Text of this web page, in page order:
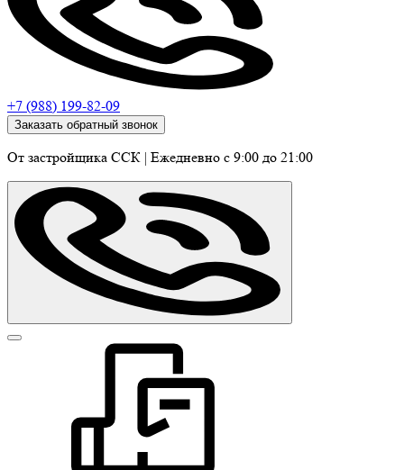
+7 (988) 199-82-09
Заказать обратный звонок
От застройщика ССК | Ежедневно c 9:00 до 21:00